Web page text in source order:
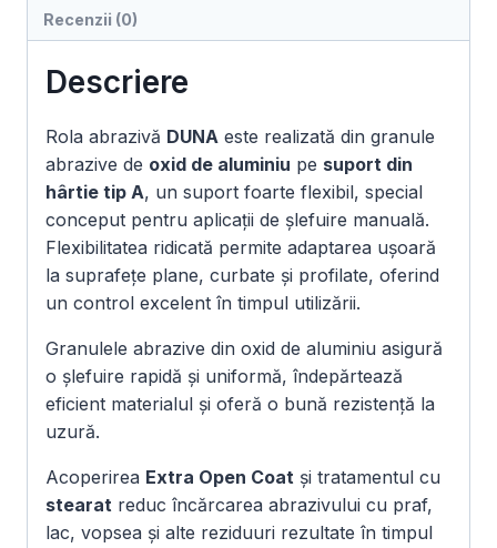
×
50
Recenzii (0)
Descriere
Rola abrazivă DUNA este realizată din granule
abrazive de oxid de aluminiu pe suport din
hârtie tip A, un suport foarte flexibil, special
conceput pentru aplicații de șlefuire manuală.
Flexibilitatea ridicată permite adaptarea ușoară
la suprafețe plane, curbate și profilate, oferind
un control excelent în timpul utilizării.
Granulele abrazive din oxid de aluminiu asigură
o șlefuire rapidă și uniformă, îndepărtează
eficient materialul și oferă o bună rezistență la
uzură.
Acoperirea Extra Open Coat și tratamentul cu
stearat reduc încărcarea abrazivului cu praf,
lac, vopsea și alte reziduuri rezultate în timpul